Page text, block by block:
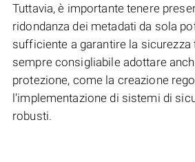
Tuttavia, è importante tenere
ridondanza dei metadati da sola
sufficiente a garantire la sicurezza
sempre consigliabile adottare
protezione, come la creazione
l'implementazione di sistemi di
robusti.